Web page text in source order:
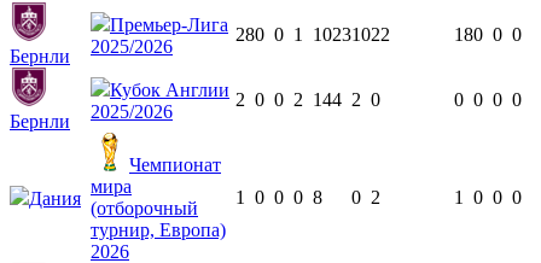
Бернли
Премьер-Лига
2025/2026
280 0 1 10231022 180 0 0
Бернли
Кубок Англии
2025/2026
2 0 0 2 144 2 0 0 0 0 0
Дания
Чемпионат
мира
(отборочный
турнир, Европа)
2026
1 0 0 0 8 0 2 1 0 0 0